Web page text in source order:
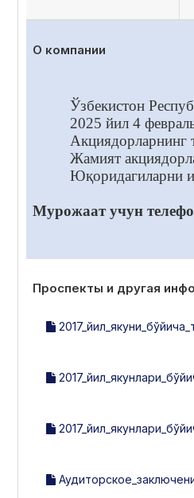
О компании
Ўзбекистон
2025 йил 4
Акциядорларнинг
Жамият
Юқоридагиларни
Мурожаат учун
Проспекты и другая